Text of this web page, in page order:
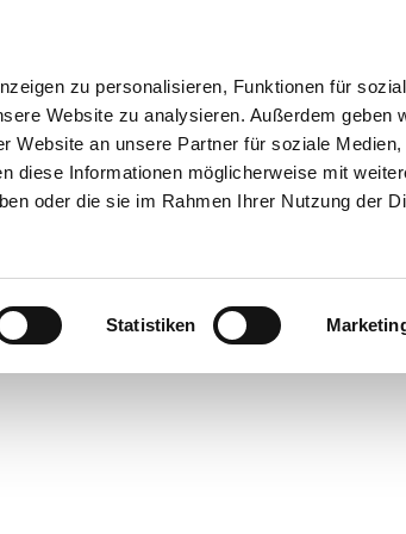
zu personalisieren, Funktionen für
Website zu analysieren. Außerdem geben
Website an unsere Partner für soziale Medien,
diese Informationen möglicherweise mit
oder die sie im Rahmen Ihrer Nutzung der
Statistiken